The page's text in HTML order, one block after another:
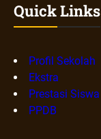
Quick Links
Profil Sekolah
Ekstra
Prestasi Siswa
PPDB